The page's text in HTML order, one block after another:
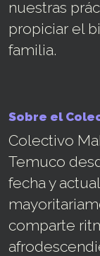
nuestras
propiciar el
familia.
Sobre el
Colectivo
Temuco
fecha y
comparte